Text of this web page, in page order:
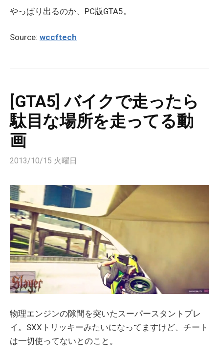
やっぱり出るのか、PC版GTA5。
Source: wccftech
[GTA5] バイクで走ったら
駄目な場所を走ってる動
画
2013/10/15 火曜日
物理エンジンの隙間を突いたスーパースタントプレ
イ。SXXトリッキーみたいになってますけど、チート
は一切使ってないとのこと。